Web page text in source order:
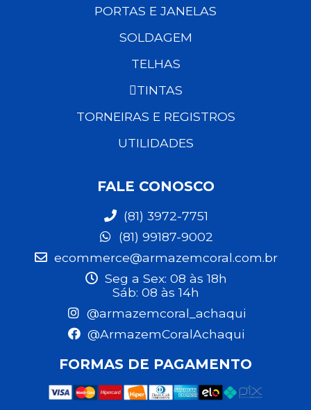
PORTAS E JANELAS
SOLDAGEM
TELHAS
TINTAS
TORNEIRAS E REGISTROS
UTILIDADES
FALE CONOSCO
(81) 3972-7751
(81) 99187-9002
ecommerce@armazemcoral.com.br
Seg a Sex: 08 às 18h
Sáb: 08 às 14h
@armazemcoral_achaqui
@ArmazemCoralAchaqui
FORMAS DE PAGAMENTO